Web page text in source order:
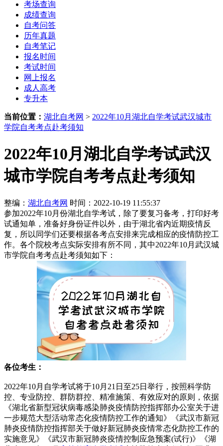
考场查询
成绩查询
自考问答
历年真题
自考笔记
报名时间
考试时间
网上报名
成人高考
专升本
当前位置： 湖北自考网 > 2022年10月湖北自学考试武汉城市
学院自考考点赴考须知
2022年10月湖北自学考试武汉
城市学院自考考点赴考须知
整编： 湖北自考网 时间：2022-10-19 11:55:37
参加2022年10月份湖北自学考试，除了要复习备考，打印好考
试通知单，准备好身份证件以外，由于湖北省内近期疫情反
复，所以同学们还要根据各考点安排来完成相应的疫情防控工
作。各个院校考点实际安排有所不同，其中2022年10月武汉城
市学院自考考点赴考须知如下：
各位考生：
2022年10月自学考试将于10月21日至25日举行，按照科学防
控、专业防控、群防群控、精准施策、有效应对的原则，依据
《湖北省新型冠状病毒感染肺炎疫情防控指挥部办公室关于进
一步规范大型活动常态化疫情防控工作的通知》《武汉市新冠
肺炎疫情防控指挥部关于做好新冠肺炎疫情常态化防控工作的
实施意见》《武汉市新冠肺炎疫情控制应急预案(试行)》《湖